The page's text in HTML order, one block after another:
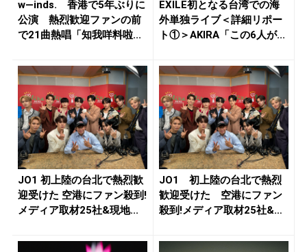
w―inds. 香港で5年ぶりに
公演 熱烈歓迎ファンの前
で21曲熱唱「知我咩料啦...
EXILE初となる台湾での海
外単独ライブ＜詳細リポー
ト①＞AKIRA「この6人が...
JO1 初上陸の台北で熱烈歓
迎受けた 空港にファン殺到!
メディア取材25社&現地...
JO1 初上陸の台北で熱烈
歓迎受けた 空港にファン
殺到!メディア取材25社&現